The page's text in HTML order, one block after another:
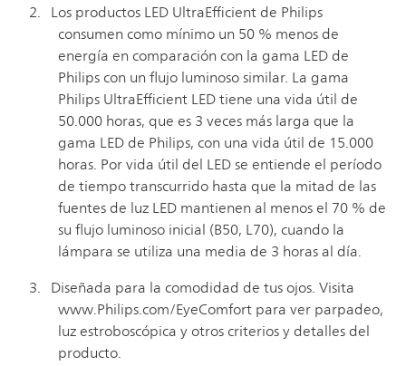
Los productos LED UltraEfficient de Philips
consumen como mínimo un 50 % menos de
energía en comparación con la gama LED de
Philips con un flujo luminoso similar. La gama
Philips UltraEfficient LED tiene una vida útil de
50.000 horas, que es 3 veces más larga que la
gama LED de Philips, con una vida útil de 15.000
horas. Por vida útil del LED se entiende el período
de tiempo transcurrido hasta que la mitad de las
fuentes de luz LED mantienen al menos el 70 % de
su flujo luminoso inicial (B50, L70), cuando la
lámpara se utiliza una media de 3 horas al día.
Diseñada para la comodidad de tus ojos. Visita
www.Philips.com/EyeComfort para ver parpadeo,
luz estroboscópica y otros criterios y detalles del
producto.